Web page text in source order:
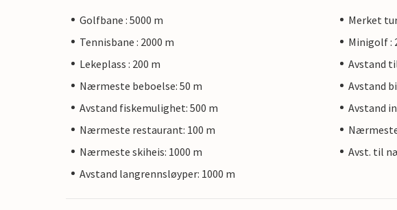
Golfbane : 5000 m
Merket
Tennisbane : 2000 m
Minigolf :
Lekeplass : 200 m
Avstand
Nærmeste beboelse: 50 m
Avstand
Avstand fiskemulighet: 500 m
Avstand
Nærmeste restaurant: 100 m
Nærmeste skiheis: 1000 m
Avst. til
Avstand langrennsløyper: 1000 m